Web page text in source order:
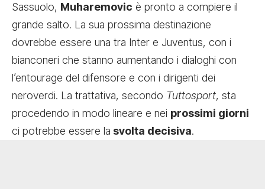
Sassuolo, Muharemovic è pronto a compiere il
grande salto. La sua prossima destinazione
dovrebbe essere una tra Inter e Juventus, con i
bianconeri che stanno aumentando i dialoghi con
l’entourage del difensore e con i dirigenti dei
neroverdi. La trattativa, secondo Tuttosport, sta
procedendo in modo lineare e nei prossimi giorni
ci potrebbe essere la svolta decisiva.